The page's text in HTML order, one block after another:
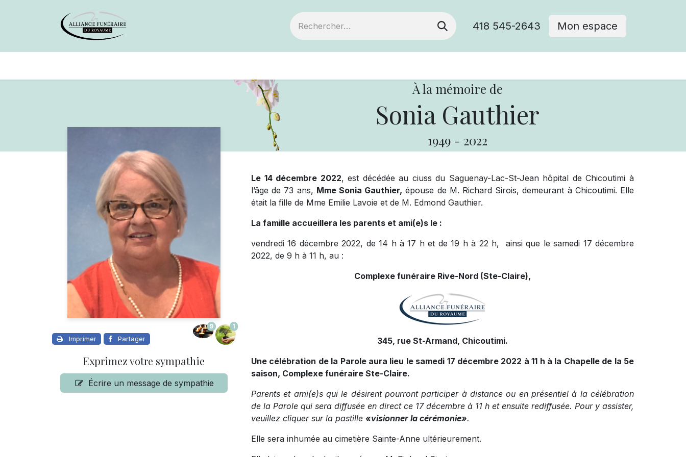
418 545-2643 Mon espace
À la mémoire de
Sonia Gauthier
1949 - 2022
Imprimer Partager
9 1
Exprimez votre sympathie
Écrire un message de sympathie
Le 14 décembre 2022, est décédée au ciuss du Saguenay-Lac-St-Jean hôpital de Chicoutimi à
l’âge de 73 ans, Mme Sonia Gauthier, épouse de M. Richard Sirois, demeurant à Chicoutimi. Elle
était la fille de Mme Emilie Lavoie et de M. Edmond Gauthier.
La famille accueillera les parents et ami(e)s le :
vendredi 16 décembre 2022, de 14 h à 17 h et de 19 h à 22 h, ainsi que le samedi 17 décembre
2022, de 9 h à 11 h, au :
Complexe funéraire Rive-Nord (Ste-Claire),
345, rue St-Armand, Chicoutimi.
Une célébration de la Parole aura lieu le samedi 17 décembre 2022 à 11 h à la Chapelle de la 5e
saison, Complexe funéraire Ste-Claire.
Parents et ami(e)s qui le désirent pourront participer à distance ou en présentiel à la célébration
de la Parole qui sera diffusée en direct ce 17 décembre à 11 h et ensuite rediffusée. Pour y assister,
veuillez cliquer sur la pastille «visionner la cérémonie».
Elle sera inhumée au cimetière Sainte-Anne ultérieurement.